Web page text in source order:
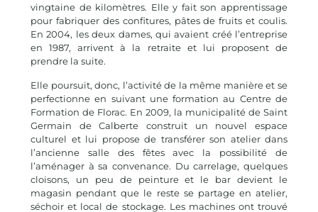
vingtaine de kilomètres. Elle y fait son apprentissage
pour fabriquer des confitures, pâtes de fruits et coulis.
En 2004, les deux dames, qui avaient créé l’entreprise
en 1987, arrivent à la retraite et lui proposent de
prendre la suite.
Elle poursuit, donc, l’activité de la même manière et se
perfectionne en suivant une formation au Centre de
Formation de Florac. En 2009, la municipalité de Saint
Germain de Calberte construit un nouvel espace
culturel et lui propose de transférer son atelier dans
l’ancienne salle des fêtes avec la possibilité de
l’aménager à sa convenance. Du carrelage, quelques
cloisons, un peu de peinture et le bar devient le
magasin pendant que le reste se partage en atelier,
séchoir et local de stockage. Les machines ont trouvé